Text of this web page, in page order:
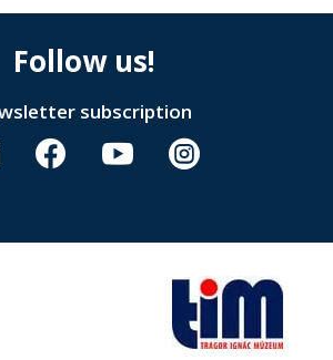
Follow us!
subscription
  